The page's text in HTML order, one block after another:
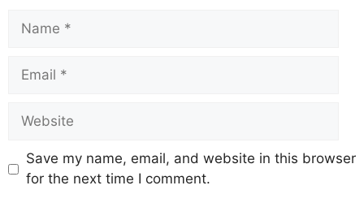
Save my name, email, and website in this browser
for the next time I comment.